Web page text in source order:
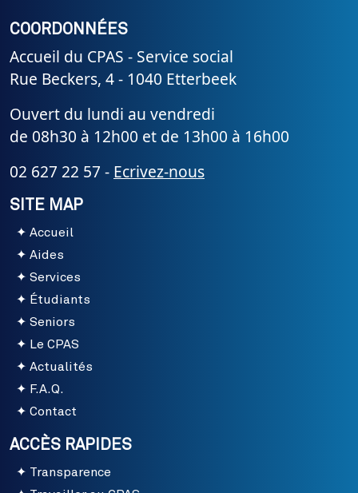
COORDONNÉES
Accueil du CPAS - Service social
Rue Beckers, 4 - 1040 Etterbeek
Ouvert du lundi au vendredi
de 08h30 à 12h00 et de 13h00 à 16h00
02 627 22 57 - Ecrivez-nous
SITE MAP
Accueil
Aides
Services
Étudiants
Seniors
Le CPAS
Actualités
F.A.Q.
Contact
ACCÈS RAPIDES
Transparence